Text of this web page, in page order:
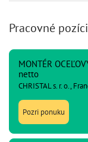
Pracovné
MONTÉR
netto
CHRISTAL s. r. o.,
Pozri ponuku